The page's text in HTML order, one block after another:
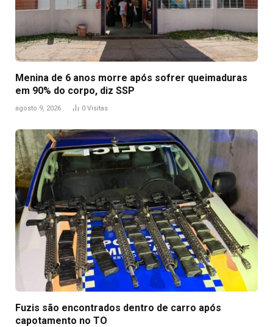
Menina de 6 anos morre após sofrer queimaduras
em 90% do corpo, diz SSP
agosto 9, 2026 0 Visitas
Fuzis são encontrados dentro de carro após
capotamento no TO